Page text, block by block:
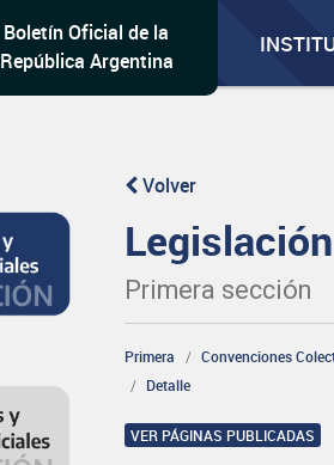
Boletín Oficial de la
República Argentina
Volver
Primera sección
Primera
Convenciones
Detalle
VER PÁGINAS PUBLICADAS